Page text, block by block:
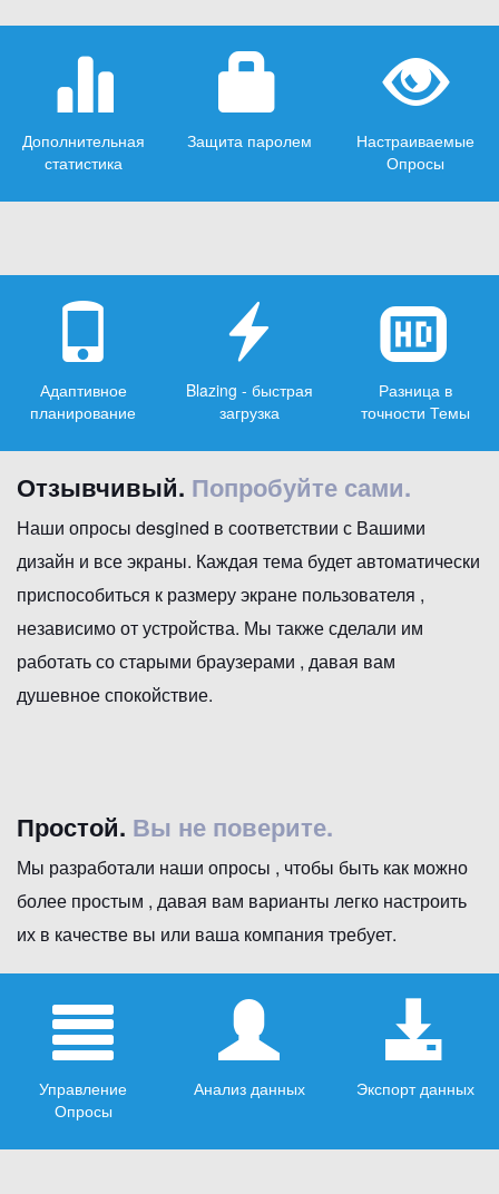
Дополнительная
статистика
Защита паролем
Настраиваемые
Опросы
Адаптивное
планирование
Blazing - быстрая
загрузка
Разница в
точности Темы
Отзывчивый. Попробуйте сами.
Наши опросы desgined в соответствии с Вашими
дизайн и все экраны. Каждая тема будет автоматически
приспособиться к размеру экране пользователя ,
независимо от устройства. Мы также сделали им
работать со старыми браузерами , давая вам
душевное спокойствие.
Простой. Вы не поверите.
Мы разработали наши опросы , чтобы быть как можно
более простым , давая вам варианты легко настроить
их в качестве вы или ваша компания требует.
Управление
Опросы
Анализ данных Экспорт данных